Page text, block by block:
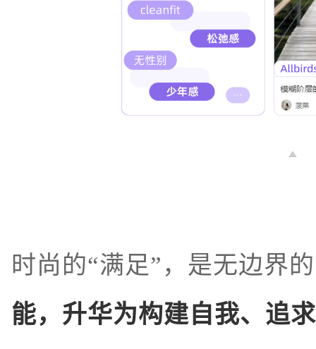
时尚的“满足”，是无边界
能，升华为构建自我、追